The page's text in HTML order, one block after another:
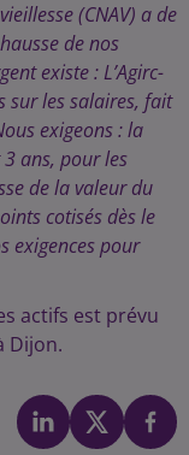
(CNAV) a de
de nos
existe : L’Agirc-
sur les salaires, fait
exigeons : la
ans, pour les
de la valeur du
cotisés dès le
exigences pour
actifs est prévu
Dijon.